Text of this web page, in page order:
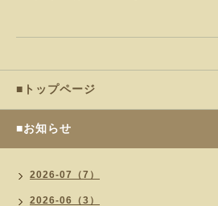
■トップページ
■お知らせ
2026-07（7）
2026-06（3）